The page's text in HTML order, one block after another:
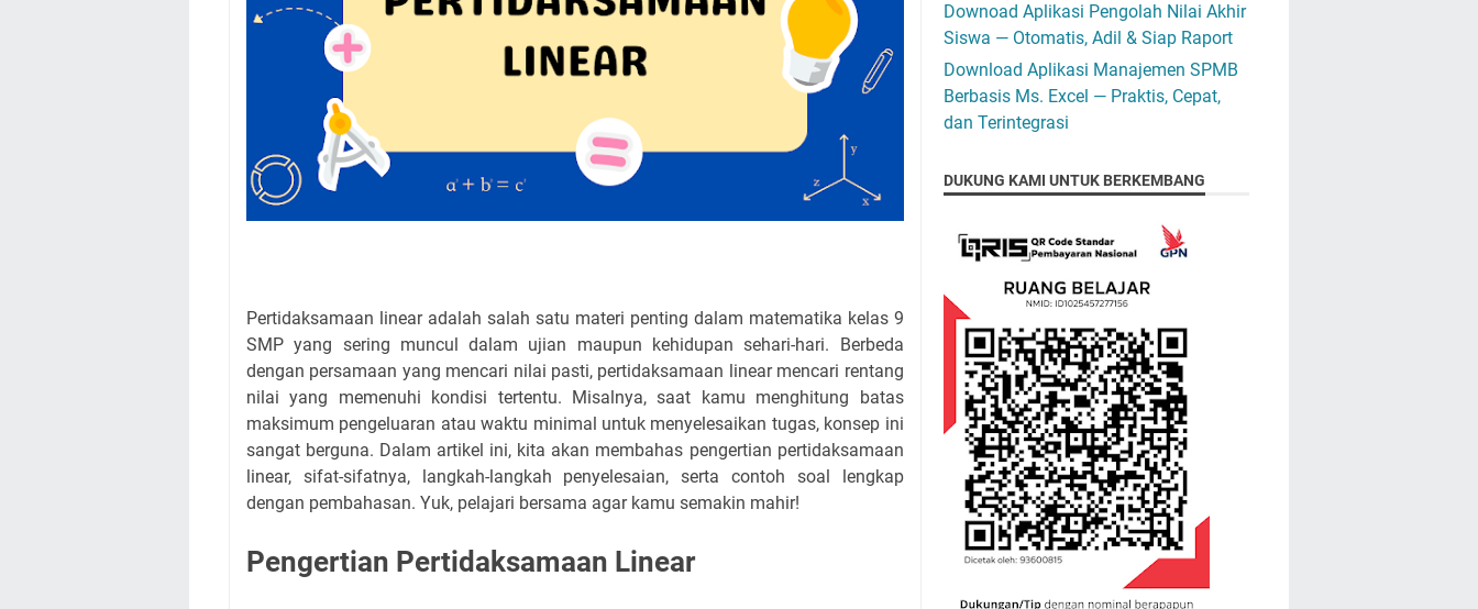
Pertidaksamaan linear adalah salah satu materi penting dalam matematika kelas 9
SMP yang sering muncul dalam ujian maupun kehidupan sehari-hari. Berbeda
dengan persamaan yang mencari nilai pasti, pertidaksamaan linear mencari rentang
nilai yang memenuhi kondisi tertentu. Misalnya, saat kamu menghitung batas
maksimum pengeluaran atau waktu minimal untuk menyelesaikan tugas, konsep ini
sangat berguna. Dalam artikel ini, kita akan membahas pengertian pertidaksamaan
linear, sifat-sifatnya, langkah-langkah penyelesaian, serta contoh soal lengkap
dengan pembahasan. Yuk, pelajari bersama agar kamu semakin mahir!
Pengertian Pertidaksamaan Linear
Downoad Aplikasi Pengolah Nilai Akhir
Siswa — Otomatis, Adil & Siap Raport
Download Aplikasi Manajemen SPMB
Berbasis Ms. Excel — Praktis, Cepat,
dan Terintegrasi
DUKUNG KAMI UNTUK BERKEMBANG